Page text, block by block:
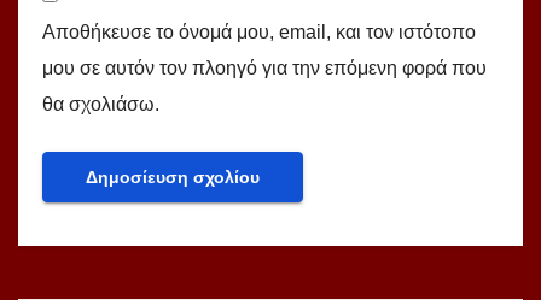
Αποθήκευσε το όνομά μου, email, και τον ιστότοπο
μου σε αυτόν τον πλοηγό για την επόμενη φορά που
θα σχολιάσω.